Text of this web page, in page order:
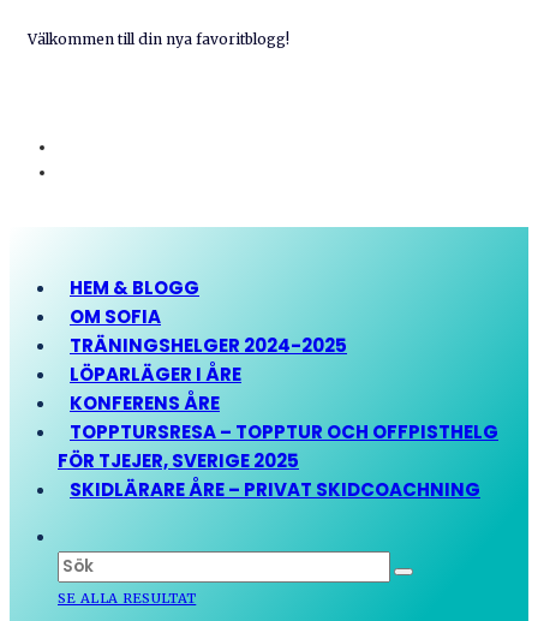
Välkommen till din nya favoritblogg!
HEM & BLOGG
OM SOFIA
TRÄNINGSHELGER 2024-2025
LÖPARLÄGER I ÅRE
KONFERENS ÅRE
TOPPTURSRESA – TOPPTUR OCH OFFPISTHELG
FÖR TJEJER, SVERIGE 2025
SKIDLÄRARE ÅRE – PRIVAT SKIDCOACHNING
SE ALLA RESULTAT